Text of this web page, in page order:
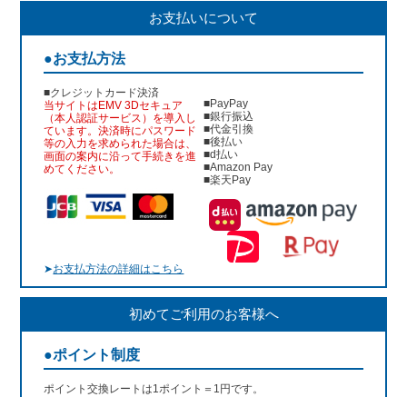
お支払いについて
●お支払方法
■クレジットカード決済
当サイトはEMV 3Dセキュア
（本人認証サービス）を導入し
ています。決済時にパスワード
等の入力を求められた場合は、
画面の案内に沿って手続きを進
めてください。
■PayPay
■銀行振込
■代金引換
■後払い
■d払い
■Amazon Pay
■楽天Pay
➤お支払方法の詳細はこちら
初めてご利用のお客様へ
●ポイント制度
ポイント交換レートは1ポイント＝1円です。